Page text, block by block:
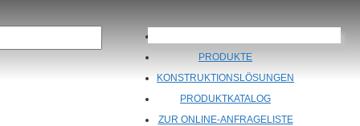
PRODUKTE
KONSTRUKTIONSLÖSUNGEN
PRODUKTKATALOG
ZUR ONLINE-ANFRAGELISTE